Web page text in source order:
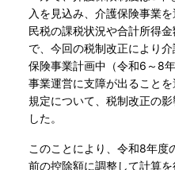
入を見込み、介護保険事業
民税の課税状況や合計所得
で、今回の税制改正により
保険事業計画中（令和6～8
事業運営に支障が出ること
規定について、税制改正の
した。
このことにより、令和8年度
前の控除額に調整して計算を